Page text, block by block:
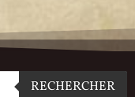
RECHERCHER